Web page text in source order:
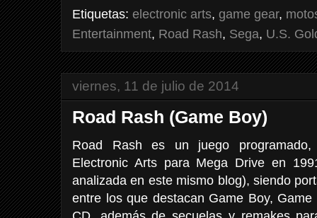
Etiquetas: electronic arts, game gear,
Entertainment, Road Rash, Sega, U.S.
viernes, 11 de julio de 2014
Road Rash (Game Boy)
Road Rash es un juego
Electronic Arts para Mega Drive en
analizada en este mismo blog), siendo
entre los que destacan Game Boy,